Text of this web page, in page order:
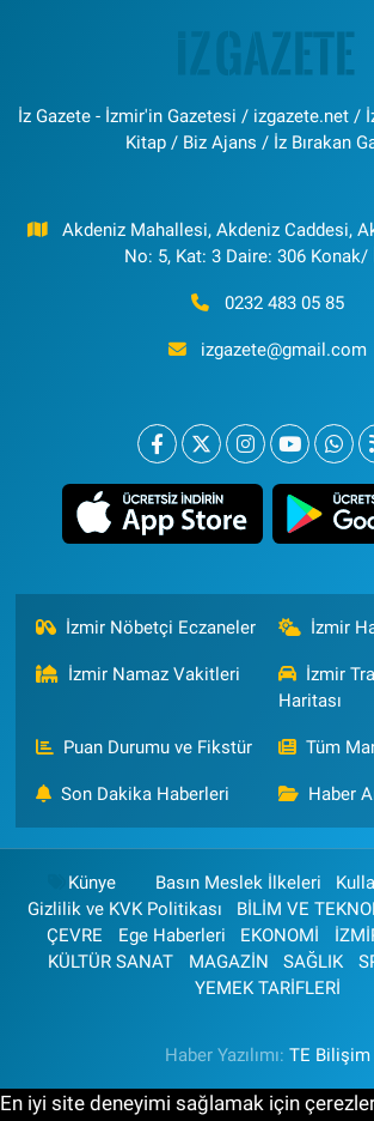
İz Gazete - İzmir'in Gazetesi / izgazete.net /
Kitap / Biz Ajans / İz Bırakan
Akdeniz Mahallesi, Akdeniz Caddesi,
No: 5, Kat: 3 Daire: 306 Konak/
0232 483 05 85
izgazete@gmail.com
İzmir Nöbetçi Eczaneler İzmir
İzmir Namaz Vakitleri
İzmir
Haritası
Puan Durumu ve Fikstür Tüm
Son Dakika Haberleri Haber
Künye Basın Meslek İlkeleri
Gizlilik ve KVK Politikası
BİLİM VE
ÇEVRE
Ege Haberleri EKONOMİ
KÜLTÜR SANAT
MAGAZİN SAĞLIK
YEMEK TARİFLERİ
Haber Yazılımı: TE Bilişim
En iyi site deneyimi sağlamak için